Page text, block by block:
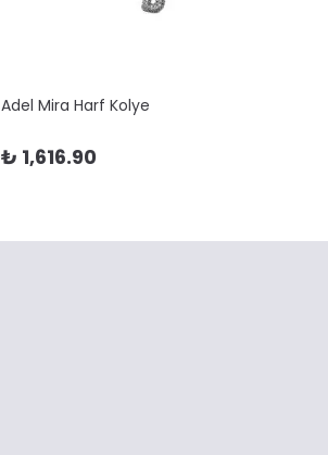
Adel Mira Harf Kolye
₺ 1,616.90